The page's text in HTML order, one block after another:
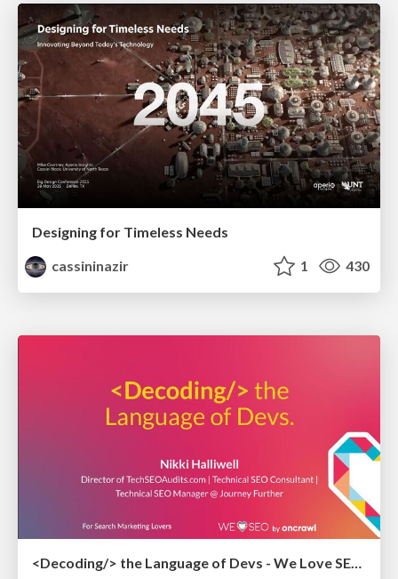
Designing for Timeless Needs
cassininazir
1 430
<Decoding/> the Language of Devs - We Love SEO 2024